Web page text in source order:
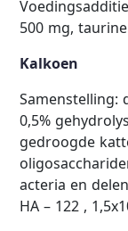
500 mg,
Kalkoen
Samenstelling:
0,5%
gedroogde
acteria en
HA – 122 ,